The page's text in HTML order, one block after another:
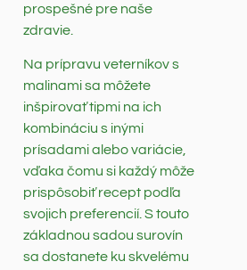
prospešné pre naše
zdravie.
Na prípravu veterníkov s
malinami sa môžete
inšpirovať tipmi na ich
kombináciu s inými
prísadami alebo variácie,
vďaka čomu si každý môže
prispôsobiť recept podľa
svojich preferencií. S touto
základnou sadou surovín
sa dostanete ku skvelému